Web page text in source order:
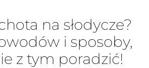
na słodycze?
i sposoby,
z tym poradzić!